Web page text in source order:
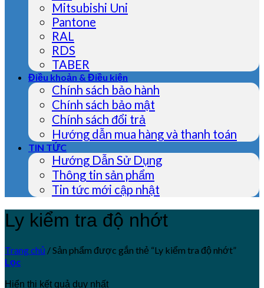
Mitsubishi Uni
Pantone
RAL
RDS
TABER
Điều khoản & Điều kiện
Chính sách bảo hành
Chính sách bảo mật
Chính sách đổi trả
Hướng dẫn mua hàng và thanh toán
TIN TỨC
Hướng Dẫn Sử Dụng
Thông tin sản phẩm
Tin tức mới cập nhật
Ly kiểm tra độ nhớt
Trang chủ /Sản phẩm được gắn thẻ “Ly kiểm tra độ nhớt”
Lọc
Hiển thị kết quả duy nhất